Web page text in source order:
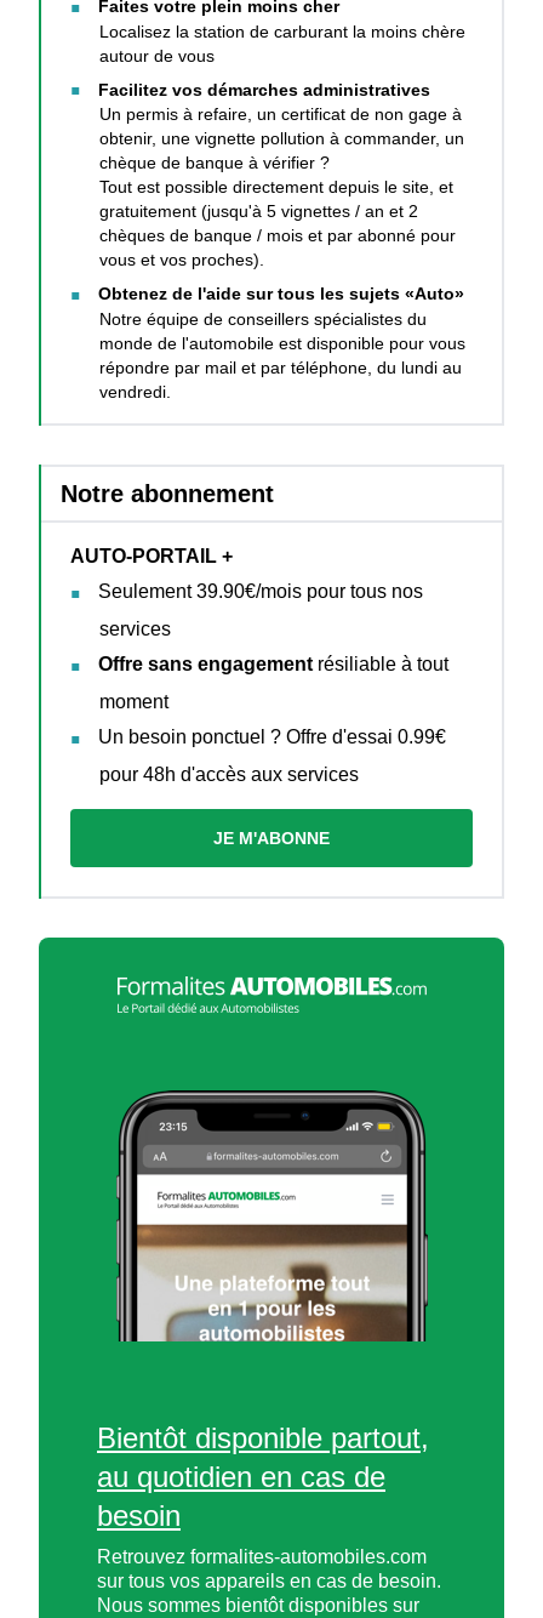
Faites votre plein moins cher
Localisez la station de carburant la moins chère
autour de vous
Facilitez vos démarches administratives
Un permis à refaire, un certificat de non gage à
obtenir, une vignette pollution à commander, un
chèque de banque à vérifier ?
Tout est possible directement depuis le site, et
gratuitement (jusqu'à 5 vignettes / an et 2
chèques de banque / mois et par abonné pour
vous et vos proches).
Obtenez de l'aide sur tous les sujets «Auto»
Notre équipe de conseillers spécialistes du
monde de l'automobile est disponible pour vous
répondre par mail et par téléphone, du lundi au
vendredi.
Notre abonnement
AUTO-PORTAIL +
Seulement 39.90€/mois pour tous nos
services
Offre sans engagement résiliable à tout
moment
Un besoin ponctuel ? Offre d'essai 0.99€
pour 48h d'accès aux services
JE M'ABONNE
Bientôt disponible partout,
au quotidien en cas de
besoin
Retrouvez formalites-automobiles.com
sur tous vos appareils en cas de besoin.
Nous sommes bientôt disponibles sur